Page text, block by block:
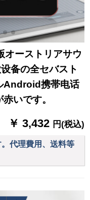
ーストリアサウ
备の全セバスト
Android携帯电话
いです。
￥ 3,432 円(税込)
代理費用、送料等